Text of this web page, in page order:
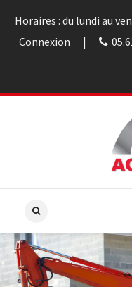
Horaires : du lundi au
Connexion